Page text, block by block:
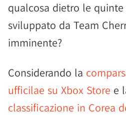
qualcosa dietro le
sviluppato da Team
imminente?
Considerando la
ufficilae su Xbox Store e
classificazione in Corea